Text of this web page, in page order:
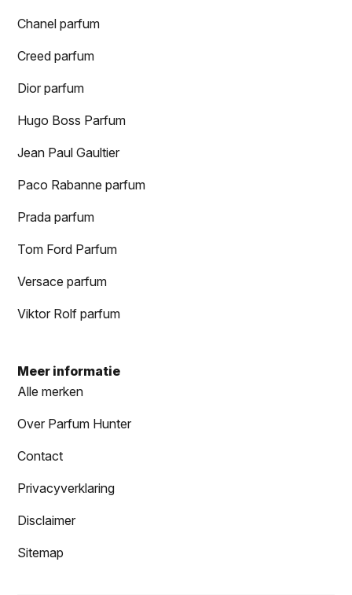
Chanel parfum
Creed parfum
Dior parfum
Hugo Boss Parfum
Jean Paul Gaultier
Paco Rabanne parfum
Prada parfum
Tom Ford Parfum
Versace parfum
Viktor Rolf parfum
Meer informatie
Alle merken
Over Parfum Hunter
Contact
Privacyverklaring
Disclaimer
Sitemap